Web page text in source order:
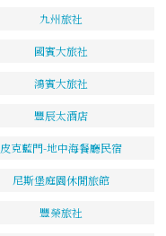
九州旅社
國賓大旅社
鴻賓大旅社
豐辰太酒店
皮克藍門-地中海餐廳民宿
尼斯堡庭園休閒旅館
豐榮旅社